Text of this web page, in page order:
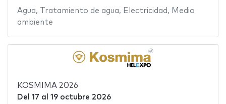
Agua, Tratamiento de agua, Electricidad , Medio
ambiente
KOSMIMA 2026
Del 17 al 19 octubre 2026